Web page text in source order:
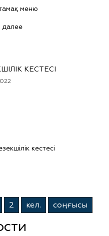
меню
далее
КЕСТЕСІ
кестесі
2 кел. соңғысы